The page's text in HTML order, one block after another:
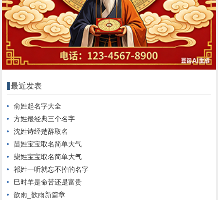
最近发表
俞姓起名字大全
方姓最经典三个名字
沈姓诗经楚辞取名
苗姓宝宝取名简单大气
柴姓宝宝取名简单大气
祁姓一听就忘不掉的名字
巳时羊是命苦还是富贵
歆雨_歆雨新篇章